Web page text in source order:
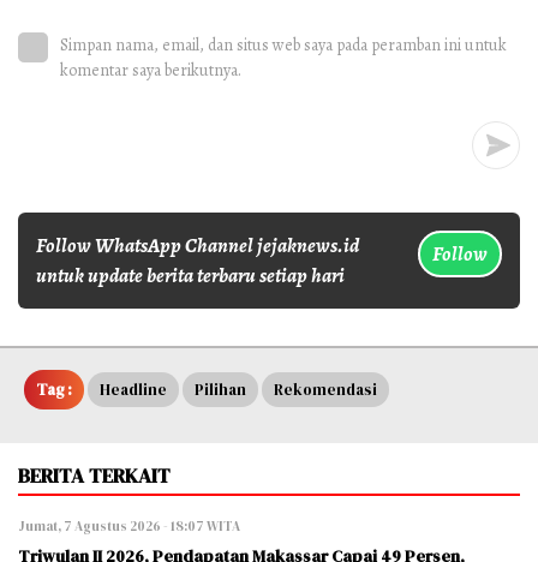
Simpan nama, email, dan situs web saya pada peramban ini untuk
komentar saya berikutnya.
Follow WhatsApp Channel jejaknews.id
untuk update berita terbaru setiap hari
Follow
Tag : Headline Pilihan Rekomendasi
BERITA TERKAIT
Jumat, 7 Agustus 2026 - 18:07 WITA
Triwulan II 2026, Pendapatan Makassar Capai 49 Persen,